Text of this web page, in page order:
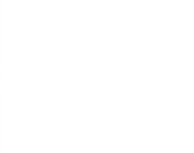
a favoritos